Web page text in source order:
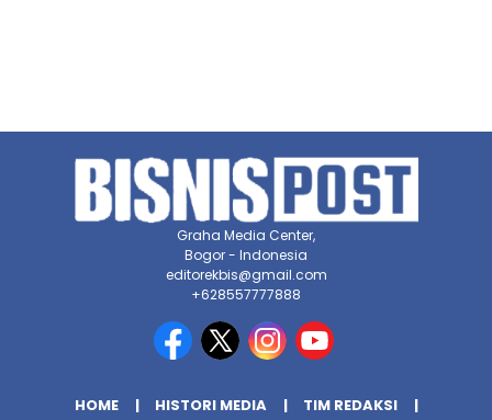
Graha Media Center,
Bogor - Indonesia
editorekbis@gmail.com
+628557777888
HOME HISTORI MEDIA
TIM REDAKSI